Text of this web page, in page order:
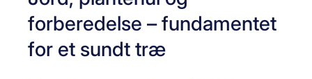
forberedelse – fundamentet
for et sundt træ